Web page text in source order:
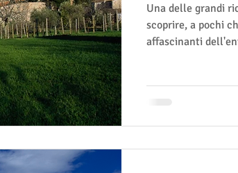
Una delle grandi
scoprire, a pochi
affascinanti
diventare una